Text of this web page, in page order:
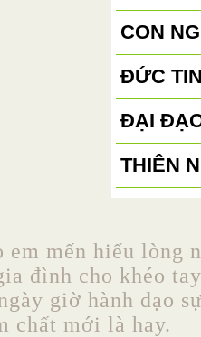
CON
ĐỨC
ĐẠI
THIÊN
em mến hiểu lòng
đình cho khéo
giờ hành đạo
chất mới là hay.